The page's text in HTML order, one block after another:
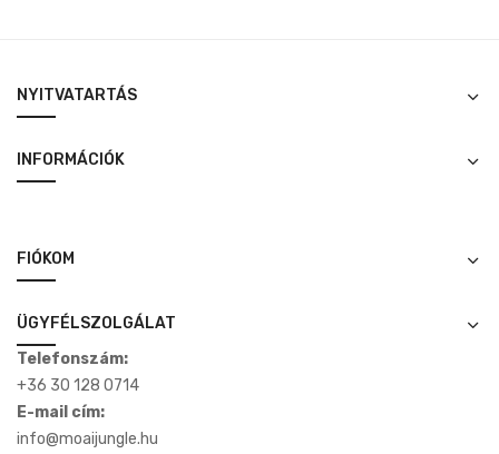
NYITVATARTÁS
INFORMÁCIÓK
FIÓKOM
ÜGYFÉLSZOLGÁLAT
Telefonszám:
+36 30 128 0714
E-mail cím:
info@moaijungle.hu